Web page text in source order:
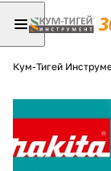
Кум-Тигей
Разбейте
оплату